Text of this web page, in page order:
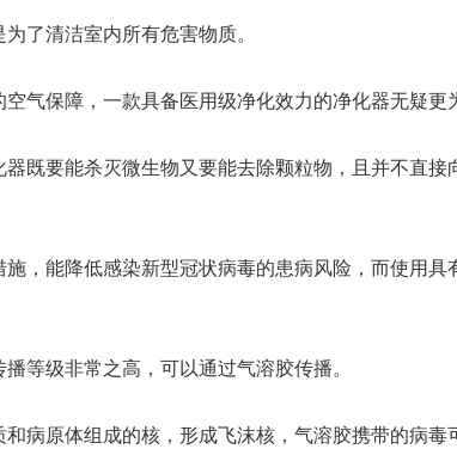
了清洁室内所有危害物质。
气保障，一款具备医用级净化效力的净化器无疑更
既要能杀灭微生物又要能去除颗粒物，且并不直
，能降低感染新型冠状病毒的患病风险，而使用
等级非常之高，可以通过气溶胶传播。
病原体组成的核，形成飞沫核，气溶胶携带的病